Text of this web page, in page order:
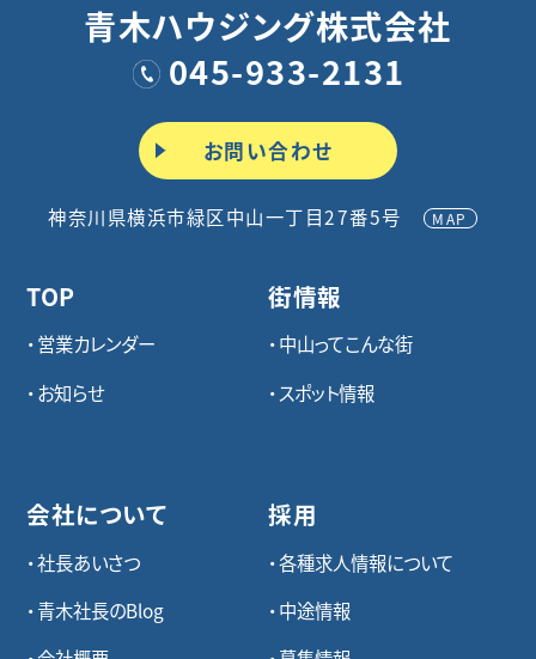
青木ハウジング株式会社
045-933-2131
お問い合わせ
神奈川県横浜市緑区中山一丁目27番5号 MAP
TOP
営業カレンダー
お知らせ
会社について
社長あいさつ
青木社長のBlog
街情報
中山ってこんな街
スポット情報
採用
各種求⼈情報について
中途情報